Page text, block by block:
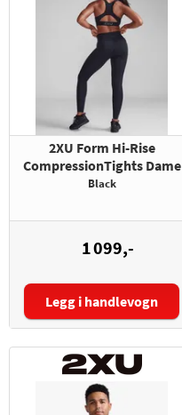
2XU Form Hi-Rise
CompressionTights Dame
Black
1 099,-
Størrelse:
Legg i handlevogn